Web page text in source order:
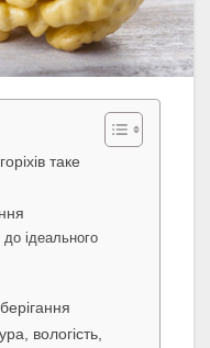
таке
ідеального
вологість,